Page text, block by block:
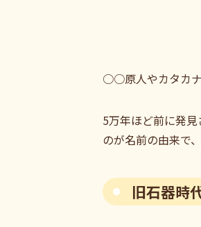
○○原人やカタカナ
5万年ほど前に発見
のが名前の由来で
旧石器時